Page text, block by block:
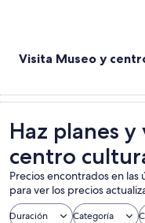
Visita Museo y
Haz planes
centro
Precios encontrados en las
para ver los precios
Duración Categoría